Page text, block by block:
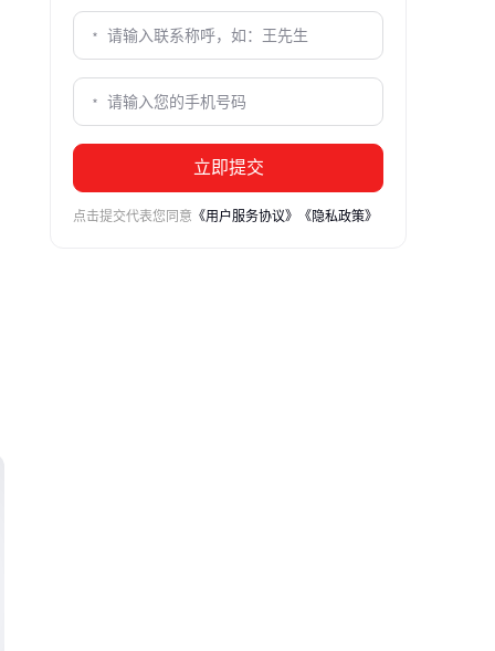
立即提交
点击提交代表您同意 《用户服务协议》 《隐私政策》